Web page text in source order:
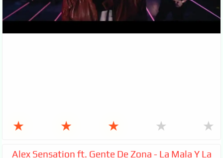
★ ★ ★ ★ ★
Alex Sensation ft. Gente De Zona - La Mala Y La